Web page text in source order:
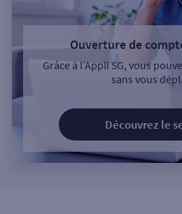
Ouverture de
Grâce à l’Appli SG, vous
sans vous
Découvrez le